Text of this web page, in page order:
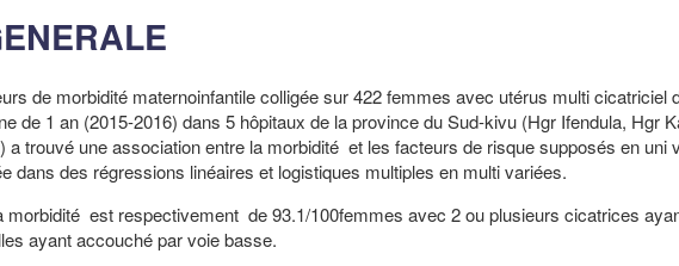
de morbidité maternoinfantile colligée sur 422 femmes avec utérus multi cicatriciel
de 1 an (2015-2016) dans 5 hôpitaux de la province du Sud-kivu (Hgr Ifendula, Hgr
a trouvé une association entre la morbidité et les facteurs de risque supposés en uni
dans des régressions linéaires et logistiques multiples en multi variées.
morbidité est respectivement de 93.1/100femmes avec 2 ou plusieurs cicatrices
ayant accouché par voie basse.